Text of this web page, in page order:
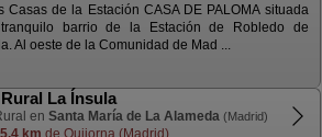
Casas de la Estación CASA DE PALOMA situada
barrio de la Estación de Robledo de
Al oeste de la Comunidad de Mad ...
La Ínsula
en Santa María de La Alameda (Madrid)
km de Quijorna (Madrid)